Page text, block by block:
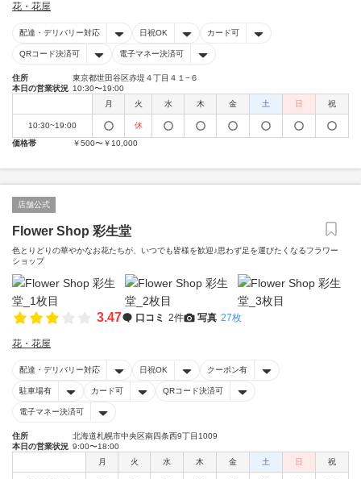
花・花屋
配達・デリバリー対応 日祝OK カード可
QRコード決済可 電子マネー決済可
住所
東京都世田谷区赤堤４丁目４１−６
本日の営業状況 10:30〜19:00
月
火 水 木 金 土 日 祝
10:30~19:00
休
価格帯
￥500〜￥10,000
店舗公式
Flower Shop 彩生堂
色とりどりの華やかなお花たちが、いつでも皆様を歓迎♪思わず足を運びたくなるフラワー
ショップ
3.47 口コミ 2件 写真 27枚
花・花屋
配達・デリバリー対応 日祝OK クーポン有
駐車場有 カード可 QRコード決済可
電子マネー決済可
住所
北海道札幌市中央区南四条西9丁目1009
本日の営業状況 9:00〜18:00
月
火 水 木 金 土 日 祝